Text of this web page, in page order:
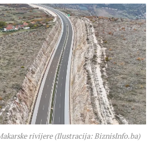
rivijere (Ilustracija: BiznisInfo.ba)